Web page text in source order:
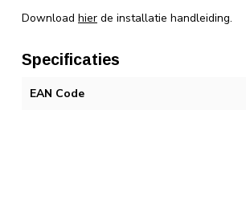
Download hier de installatie handleiding.
Specificaties
EAN Code